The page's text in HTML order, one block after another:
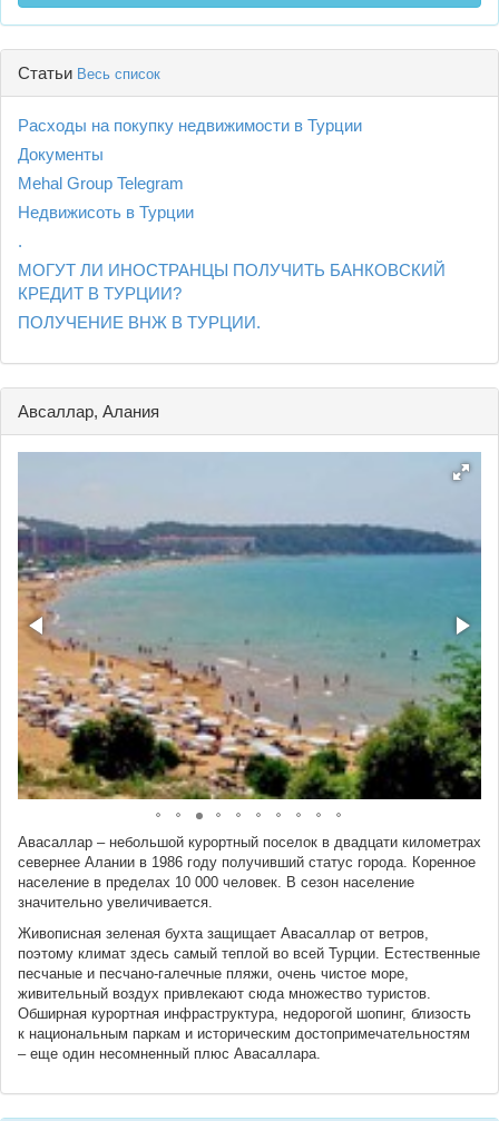
Статьи Весь список
Расходы на покупку недвижимости в Турции
Документы
Mehal Group Telegram
Недвижисоть в Турции
.
МОГУТ ЛИ ИНОСТРАНЦЫ ПОЛУЧИТЬ БАНКОВСКИЙ
КРЕДИТ В ТУРЦИИ?
ПОЛУЧЕНИЕ ВНЖ В ТУРЦИИ.
Авсаллар, Алания
Авасаллар – небольшой курортный поселок в двадцати километрах
севернее Алании в 1986 году получивший статус города. Коренное
население в пределах 10 000 человек. В сезон население
значительно увеличивается.
Живописная зеленая бухта защищает Авасаллар от ветров,
поэтому климат здесь самый теплой во всей Турции. Естественные
песчаные и песчано-галечные пляжи, очень чистое море,
живительный воздух привлекают сюда множество туристов.
Обширная курортная инфраструктура, недорогой шопинг, близость
к национальным паркам и историческим достопримечательностям
– еще один несомненный плюс Авасаллара.